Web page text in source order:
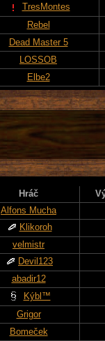
TresMontes
Rebel
Dead Master 5
LOSSOB
Elbe2
Hráč
Alfons Mucha
Klikoroh
velmistr
Devil123
abadir12
Kýbl™
Grigor
Bomeček